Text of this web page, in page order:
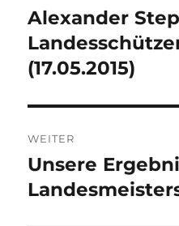
Vorheriger
Beitrag:
Alexander
(17.05.2015)
WEITER
Nächster
Beitrag:
Unsere